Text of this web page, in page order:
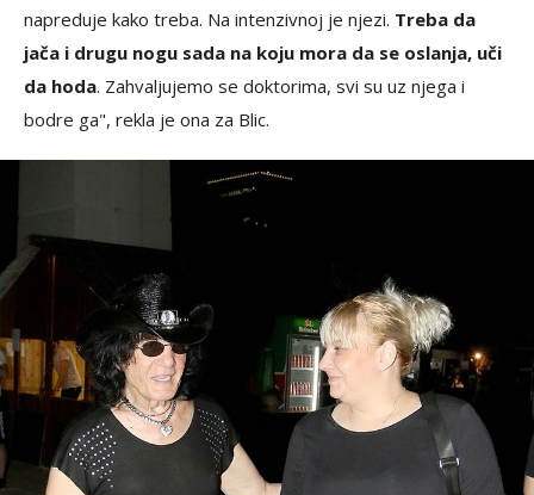
napreduje kako treba. Na intenzivnoj je njezi. Treba da
jača i drugu nogu sada na koju mora da se oslanja, uči
da hoda. Zahvaljujemo se doktorima, svi su uz njega i
bodre ga", rekla je ona za Blic.